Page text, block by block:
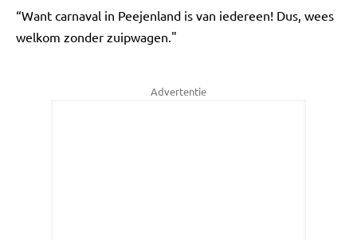
“Want carnaval in Peejenland is van iedereen! Dus, wees
welkom zonder zuipwagen."
Advertentie